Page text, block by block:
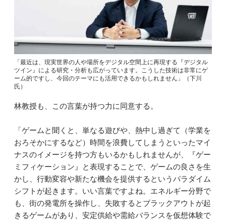
「最近は、現実世界の人や場所をデジタル空間上に再現する『デジタル
ツイン』による研究・分析も広がっています。こうした技術は非常にゲ
ーム的ですし、今回のテーマにも活用できるかもしれません」（下川
氏）
林教授も、この言葉が持つ力に同意する。
「ゲームと聞くと、単なる遊びや、熱中し過ぎて（学業を
おろそかにするなど）時間を浪費してしまうといったマイ
ナスのイメージを持つ方もいるかもしれませんが、『ゲー
ミフィケーション』と表現することで、ゲームの良さを生
かし、行動変容や新たな機会を提供するというパラダイム
シフトが起きます。いい言葉ですよね。エネルギー分野で
も、街の発電所を操作し、失敗するとブラックアウトが起
きるゲームがあり、安定供給や需給バランスを仮想体験で